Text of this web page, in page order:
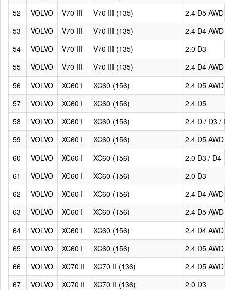
52
VOLVO V70 III V70 III (135)
2.4 D5 AWD
53
VOLVO V70 III V70 III (135)
2.4 D4 AWD
54
VOLVO V70 III V70 III (135)
2.0 D3
55
VOLVO V70 III V70 III (135)
2.4 D4 AWD
56
VOLVO XC60 I XC60 (156)
2.4 D5 AWD
57
VOLVO XC60 I XC60 (156)
2.4 D5
58
VOLVO XC60 I XC60 (156)
2.4 D / D3 /
59
VOLVO XC60 I XC60 (156)
2.4 D5 AWD
60
VOLVO XC60 I XC60 (156)
2.0 D3 / D4
61
VOLVO XC60 I XC60 (156)
2.0 D3
62
VOLVO XC60 I XC60 (156)
2.4 D4 AWD
63
VOLVO XC60 I XC60 (156)
2.4 D5 AWD
64
VOLVO XC60 I XC60 (156)
2.4 D4 AWD
65
VOLVO XC60 I XC60 (156)
2.4 D5 AWD
66
VOLVO XC70 II XC70 II (136)
2.4 D5 AWD
67
VOLVO XC70 II XC70 II (136)
2.0 D3